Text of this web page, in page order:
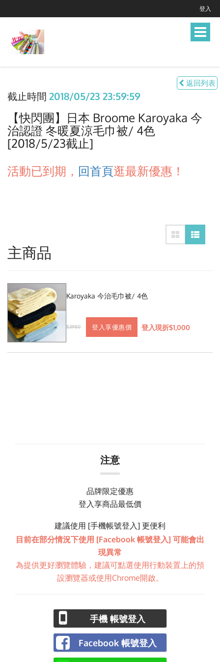
登入
Toggle
返回列表
截止時間 2018/05/23 23:59:59
【快閃團】日本 Broome Karoyaka 今
治認證 冬暖夏涼毛巾被/ 4色
[2018/5/23截止]
活動已到期， 回首頁逛最新優惠！
主商品
Karoyaka 今治毛巾被/ 4色
$3980 登入享優惠價 登入現折$1,000
注意
品牌限定優惠
登入享商品最低價
建議使用 [手機帳號登入] 更便利
目前在部分情況下使用 [Facebook 帳號登入] 可能會出
現異常
為提供更好瀏覽體驗，建議可點選使用行動裝置上的預
設瀏覽器或使用Chrome開啟。
手機 帳號登入
Facebook 帳號登入